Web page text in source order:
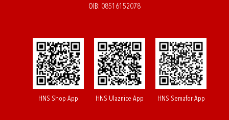
OIB: 08516152078
HNS Shop App HNS Ulaznice App HNS Semafor App